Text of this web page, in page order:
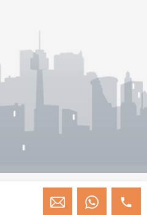
Configuración de Cookies